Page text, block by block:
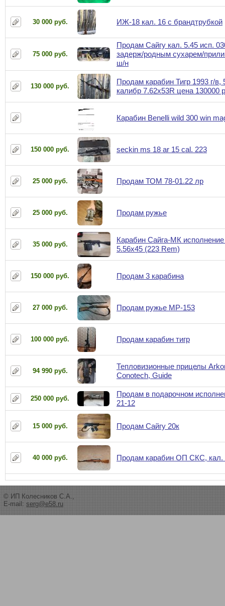
30 000 руб. ИЖ-18 кал. 16 с брандтрубкой
75 000 руб.
Продам Сайгу кал. 5.45 исп.
задерж/родным сухарем/
ш/н
130 000 руб.
Продам карабин Тигр 1993 г/в,
калибр 7.62x53R цена 130000
Карабин Benelli wild 300 win
150 000 руб. seckin ms 18 ar 15 cal. 223
25 000 руб. Продам ТОМ 78-01.22 лр
25 000 руб. Продам ружье
35 000 руб.
Карабин Сайга-МК
5.56x45 (223 Rem)
150 000 руб. Продам 3 карабина
27 000 руб. Продам ружье МР-153
100 000 руб. Продам карабин тигр
94 990 руб.
Тепловизионные прицелы
Conotech, Guide
250 000 руб.
Продам в подарочном
21-12
15 000 руб. Продам Сайгу 20к
40 000 руб. Продам карабин ОП СКС, кал.
© ИП Колесников С.А.,
E-mail: serg@e58.ru